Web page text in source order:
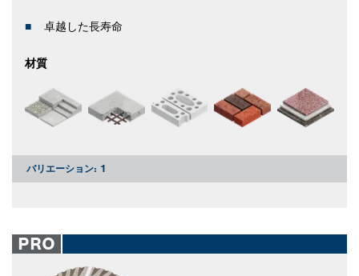
卓越した長寿命
材質
バリエーション: 1
PRO